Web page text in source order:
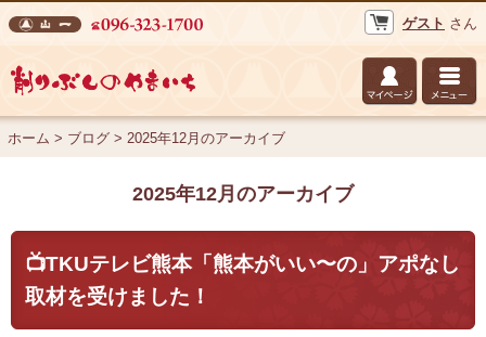
ゲスト さん
株式会社 山一 削りぶしのやまいち
ホーム > ブログ > 2025年12月のアーカイブ
2025年12月のアーカイブ
📺TKUテレビ熊本「熊本がいい〜の」アポなし
取材を受けました！